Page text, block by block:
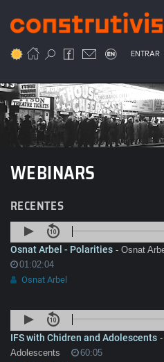
para
conteúdo
ENTRAR
WEBINARS
RECENTES
Osnat Arbel - Polarities - Osnat
01:02:04
Osnat Arbel
IFS with Chidren and Adolescents
Adolescents
60:05